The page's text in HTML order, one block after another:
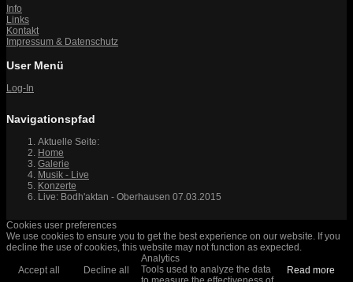
Info
Links
Kontakt
Impressum & Datenschutz
User Menü
Log-In
Navigationspfad
Aktuelle Seite:
Home
Galerie
Musik - Live
Konzerte
Live: Bodh'aktan - Oberhausen 07.03.2015
Cookies user preferences
We use cookies to ensure you to get the best experience on our website. If you
decline the use of cookies, this website may not function as expected.
Accept all Decline all Read more
Analytics
Tools used to analyze the data